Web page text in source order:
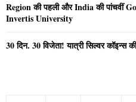
Region की पहली और India की पांचवीं
Invertis University
30 दिन. 30 विजेता! यात्री सिल्वर कॉइन्स